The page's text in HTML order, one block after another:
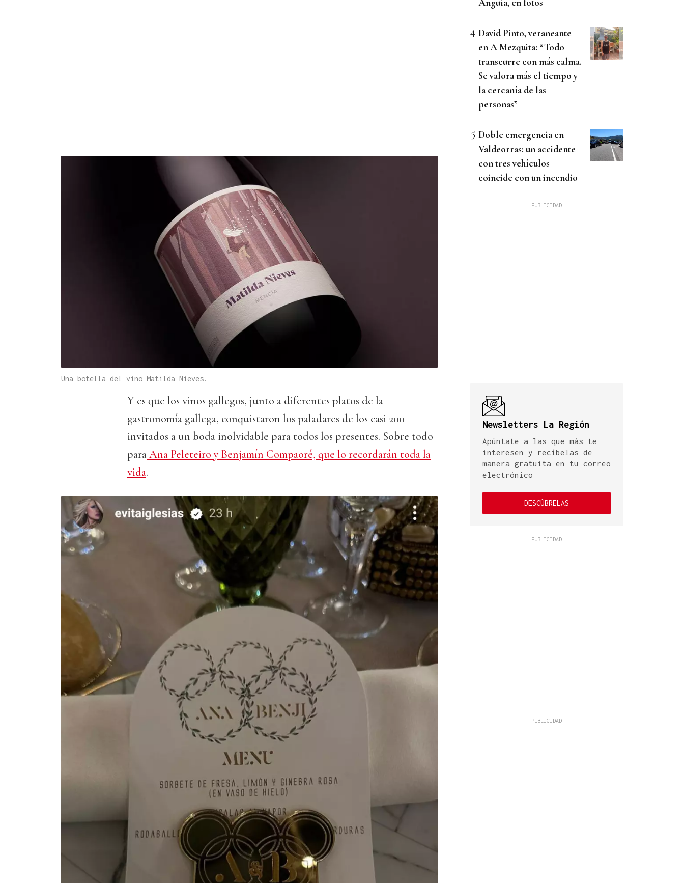
Una botella del vino Matilda Nieves.
Y es que los vinos gallegos, junto a diferentes platos de la
gastronomía gallega, conquistaron los paladares de los casi 200
invitados a un boda inolvidable para todos los presentes. Sobre todo
paraAna Peleteiro y Benjamín Compaoré, que lo recordarán toda la
vida.
David Pinto, veraneante
en A Mezquita: “Todo
transcurre con más calma.
Se valora más el tiempo y
la cercanía de las
personas”
Doble emergencia en
Valdeorras: un accidente
con tres vehículos
coincide con un incendio
Newsletters La Región
Apúntate a las que más te
interesen y recíbelas de
manera gratuita en tu correo
electrónico
DESCÚBRELAS